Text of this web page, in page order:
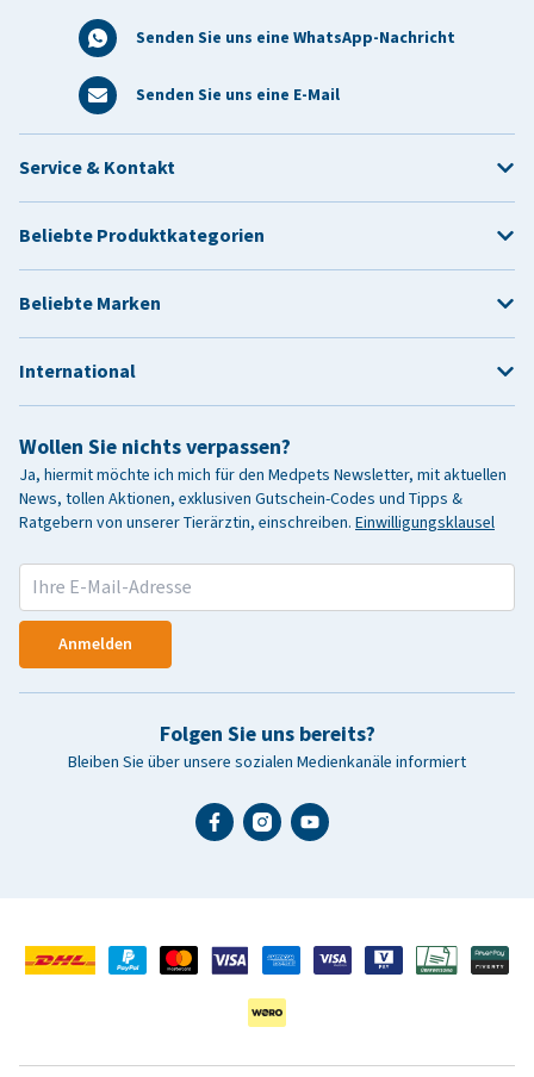
Senden Sie uns eine WhatsApp-Nachricht
Senden Sie uns eine E-Mail
Wollen Sie nichts verpassen?
Ja, hiermit möchte ich mich für den Medpets Newsletter, mit aktuellen
News, tollen Aktionen, exklusiven Gutschein-Codes und Tipps &
Ratgebern von unserer Tierärztin, einschreiben. Einwilligungsklausel
Anmelden
Folgen Sie uns bereits?
Bleiben Sie über unsere sozialen Medienkanäle informiert
Service & Kontakt
Beliebte Produktkategorien
Beliebte Marken
International